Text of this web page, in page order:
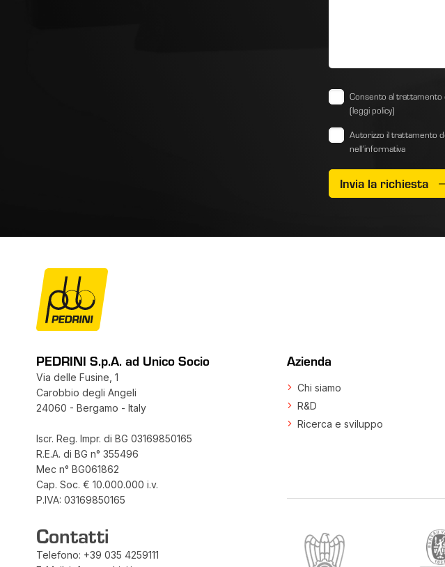
Consento al trattamento
(leggi policy)
Autorizzo il trattamento
nell’informativa
Invia la richiesta
PEDRINI S.p.A. ad Unico Socio
Via delle Fusine, 1
Carobbio degli Angeli
24060 - Bergamo - Italy
Iscr. Reg. Impr. di BG 03169850165
R.E.A. di BG n° 355496
Mec n° BG061862
Cap. Soc. € 10.000.000 i.v.
P.IVA: 03169850165
Contatti
Telefono: +39 035 4259111
Azienda
Chi siamo
R&D
Ricerca e sviluppo